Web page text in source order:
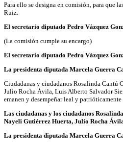
Para ello se designa en comisión, para que
Ruiz.
El secretario diputado Pedro Vázquez
(La comisión cumple su encargo)
El secretario diputado Pedro Vázquez
La presidenta diputada Marcela Guerra
Ciudadanas y ciudadanos Rosalinda Cantú
Julio Rocha Ávila, Luis Alberto Salvador
emanen y desempeñar leal y
Las ciudadanas y los ciudadanos
Nayeli Gutiérrez Huerta, Julio Rocha
La presidenta diputada Marcela Guerra